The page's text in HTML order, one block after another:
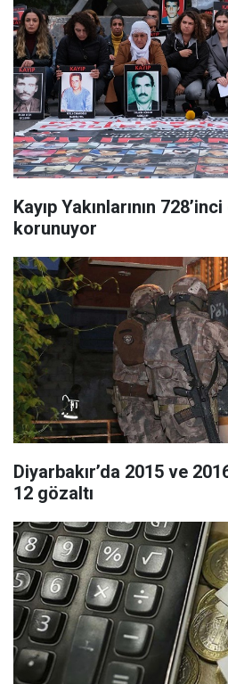
Kayıp Yakınlarının
korunuyor
Diyarbakır’da 2015 ve
12 gözaltı